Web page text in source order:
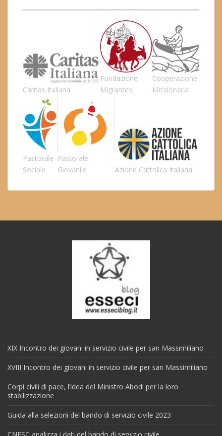
Caritas Italiana
Fondazione
Migrantes
Cooperazione
Missionaria
Pastorale
Sociale
Pastorale
Giovanile
Azione Cattolica Italiana
XIX Incontro dei giovani in servizio civile per san Massimiliano
XVIII Incontro dei giovani in servizio civile per san Massimiliano
Corpi civili di pace, l’idea del Ministro Abodi per la loro
stabilizzazione
Guida alla selezioni del bando di servizio civile 2023